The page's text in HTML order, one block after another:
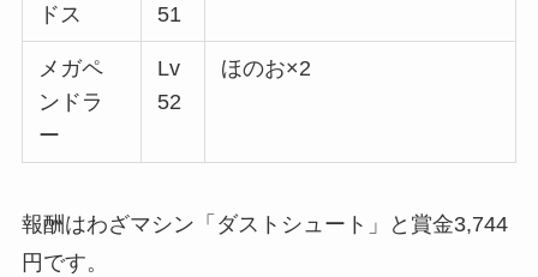
ドス
51
メガペ
ンドラ
ー
Lv
52
ほのお×2
報酬はわざマシン「ダストシュート」と賞金3,744
円です。